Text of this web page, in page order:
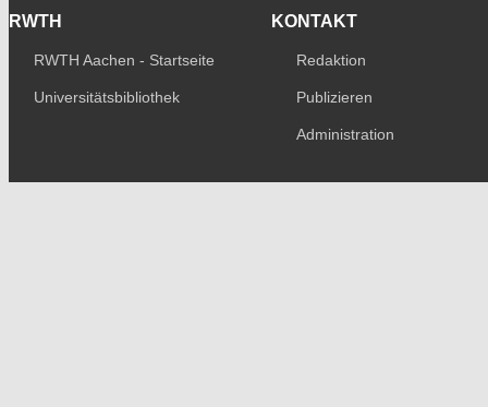
RWTH
RWTH Aachen - Startseite
Universitätsbibliothek
KONTAKT
Redaktion
Publizieren
Administration